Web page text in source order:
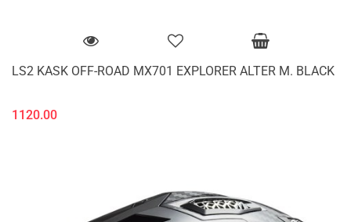
LS2 KASK OFF-ROAD MX701 EXPLORER ALTER M. BLACK
1120.00